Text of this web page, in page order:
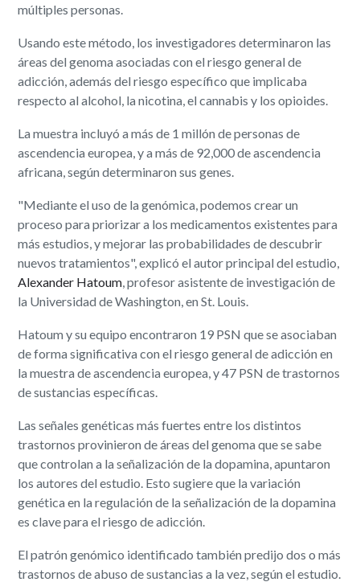
múltiples personas.
Usando este método, los investigadores determinaron las
áreas del genoma asociadas con el riesgo general de
adicción, además del riesgo específico que implicaba
respecto al alcohol, la nicotina, el cannabis y los opioides.
La muestra incluyó a más de 1 millón de personas de
ascendencia europea, y a más de 92,000 de ascendencia
africana, según determinaron sus genes.
"Mediante el uso de la genómica, podemos crear un
proceso para priorizar a los medicamentos existentes para
más estudios, y mejorar las probabilidades de descubrir
nuevos tratamientos", explicó el autor principal del estudio,
Alexander Hatoum , profesor asistente de investigación de
la Universidad de Washington, en St. Louis.
Hatoum y su equipo encontraron 19 PSN que se asociaban
de forma significativa con el riesgo general de adicción en
la muestra de ascendencia europea, y 47 PSN de trastornos
de sustancias específicas.
Las señales genéticas más fuertes entre los distintos
trastornos provinieron de áreas del genoma que se sabe
que controlan a la señalización de la dopamina, apuntaron
los autores del estudio. Esto sugiere que la variación
genética en la regulación de la señalización de la dopamina
es clave para el riesgo de adicción.
El patrón genómico identificado también predijo dos o más
trastornos de abuso de sustancias a la vez, según el estudio.